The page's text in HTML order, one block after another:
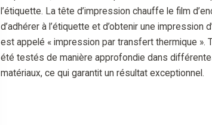
l’étiquette. La tête d’impression chauffe le film
d’adhérer à l’étiquette et d’obtenir une impression
est appelé « impression par transfert thermique ».
été testés de manière approfondie dans
matériaux, ce qui garantit un résultat exceptionnel.